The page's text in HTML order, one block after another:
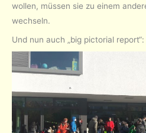
wollen, müssen sie zu einem
wechseln.
Und nun auch „big pictorial report“: